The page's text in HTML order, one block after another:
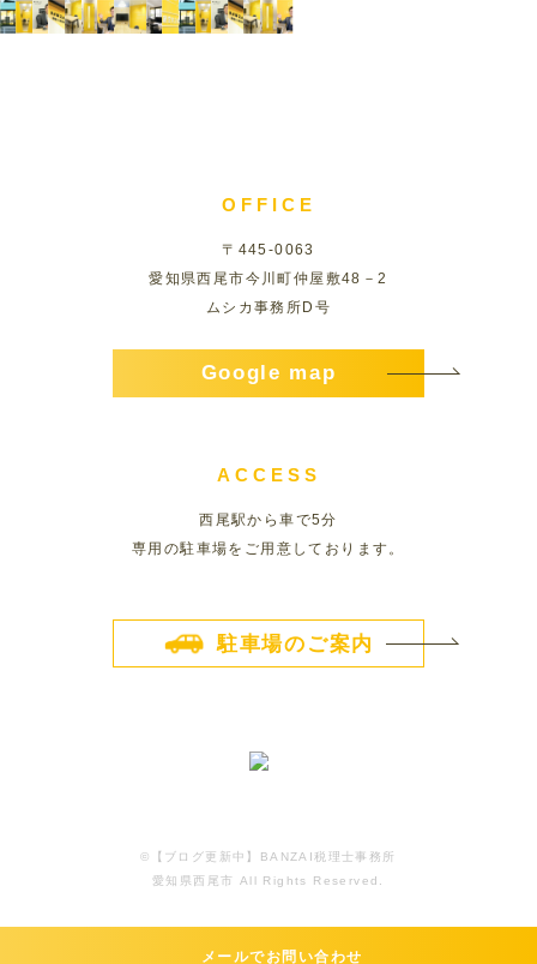
OFFICE
〒445-0063
愛知県西尾市今川町仲屋敷48－2
ムシカ事務所D号
Google map
ACCESS
西尾駅から車で5分
専用の駐車場をご用意しております。
駐車場のご案内
©️【ブログ更新中】BANZAI税理士事務所
愛知県西尾市 All Rights Reserved.
メールでお問い合わせ